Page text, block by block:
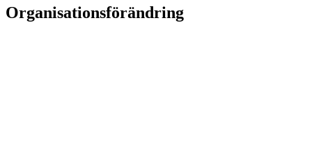
Organisationsförändring